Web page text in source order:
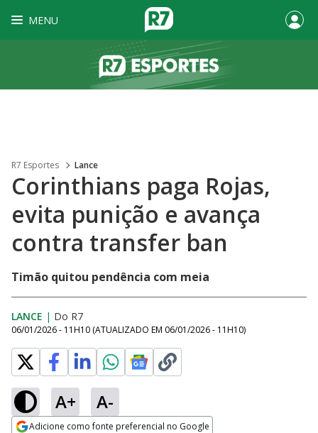
MENU
R7 Esportes Lance
Corinthians paga Rojas,
evita punição e avança
contra transfer ban
Timão quitou pendência com meia
LANCE | Do R7
06/01/2026 - 11H10 (ATUALIZADO EM 06/01/2026 - 11H10)
A+ A-
Adicione como fonte preferencial no Google